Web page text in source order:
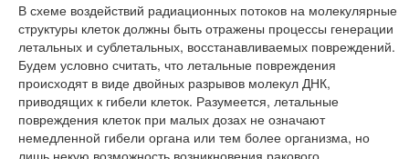
В схеме воздействий радиационных потоков на молекулярные
структуры клеток должны быть отражены процессы генерации
летальных и сублетальных, восстанавливаемых повреждений.
Будем условно считать, что летальные повреждения
происходят в виде двойных разрывов молекул ДНК,
приводящих к гибели клеток. Разумеется, летальные
повреждения клеток при малых дозах не означают
немедленной гибели органа или тем более организма, но
лишь некую возможность возникновения ракового